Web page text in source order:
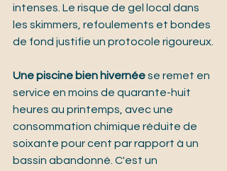
intenses. Le risque de gel local dans
les skimmers, refoulements et bondes
de fond justifie un protocole rigoureux.
Une piscine bien hivernée se remet en
service en moins de quarante-huit
heures au printemps, avec une
consommation chimique réduite de
soixante pour cent par rapport à un
bassin abandonné. C'est un